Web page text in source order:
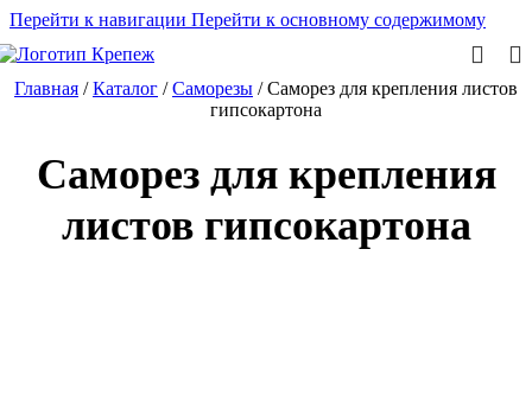
Перейти к навигации Перейти к основному содержимому
Главная /Каталог /Саморезы /Саморез для крепления листов
гипсокартона
Саморез для крепления
листов гипсокартона